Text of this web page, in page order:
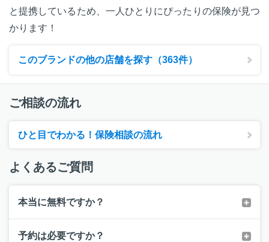
と提携しているため、一人ひとりにぴったりの保険が見つ
かります！
このブランドの他の店舗を探す（363件）
ご相談の流れ
ひと目でわかる！保険相談の流れ
よくあるご質問
本当に無料ですか？
予約は必要ですか？